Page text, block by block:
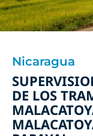
Nicaragua
DE LOS